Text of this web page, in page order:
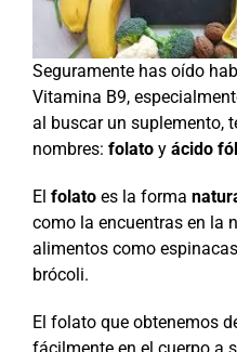
Seguramente has oído
Vitamina B9,
al buscar un suplemento,
nombres: folatoy ácido
El folatoes la forma
como la encuentras en la
alimentos como
brócoli.
El folato que obtenemos